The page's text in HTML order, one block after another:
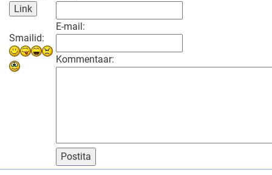
Smailid:
E-mail:
Kommentaar:
Postita